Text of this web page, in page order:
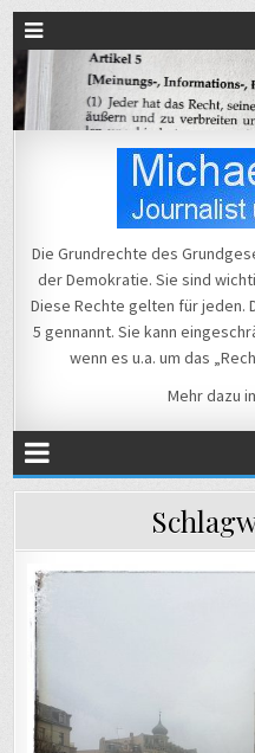
Michael Voß
Die Grundrechte des
der Demokratie. Sie sind
Diese Rechte gelten für jeden.
5 gennannt. Sie kann
wenn es u.a. um das
Mehr dazu